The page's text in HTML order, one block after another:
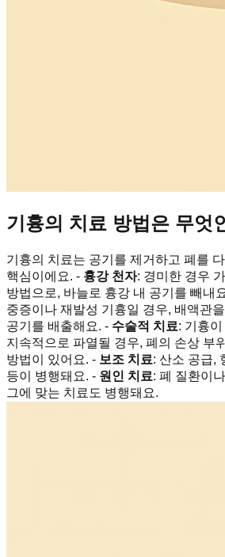
기흉의 치료 방법은 무엇
기흉의 치료는 공기를 제거하고 폐를
핵심이에요. - 흉강 천자: 경미한 경우
방법으로, 바늘로 흉강 내 공기를 빼내
중증이나 재발성 기흉일 경우, 배액관
공기를 배출해요. - 수술적 치료: 기흉
지속적으로 파열될 경우, 폐의 손상 부
방법이 있어요. - 보조 치료: 산소 공급,
등이 병행돼요. - 원인 치료: 폐 질환이
그에 맞는 치료도 병행돼요.